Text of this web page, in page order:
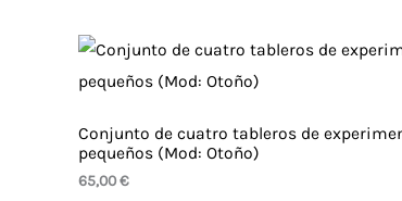
Conjunto de cuatro tableros de
pequeños (Mod: Otoño)
65,00€